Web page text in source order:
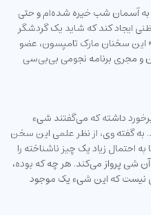
20 سال است که به آسمان شب خیره شده‌ام و حتی
ایجاد کند که شاید یک گردشگر
این سخنان مارک تامپسون، عضو
و مجری برنامه نجومی بی‌بی‌سی
داشته که می‌گفتند شیء
به گفته وی، از نظر علمی این سخن
احتمال زیاد یک چیز ناشناخته را
شی پرواز می‌کند. هر چه که بوده،
نیست که این شیء یک موجود